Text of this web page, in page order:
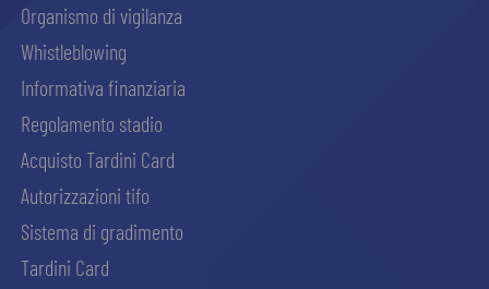
Organismo di vigilanza
Whistleblowing
Informativa finanziaria
Regolamento stadio
Acquisto Tardini Card
Autorizzazioni tifo
Sistema di gradimento
Tardini Card